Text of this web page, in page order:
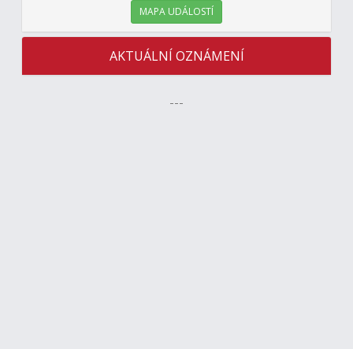
MAPA UDÁLOSTÍ
AKTUÁLNÍ OZNÁMENÍ
---